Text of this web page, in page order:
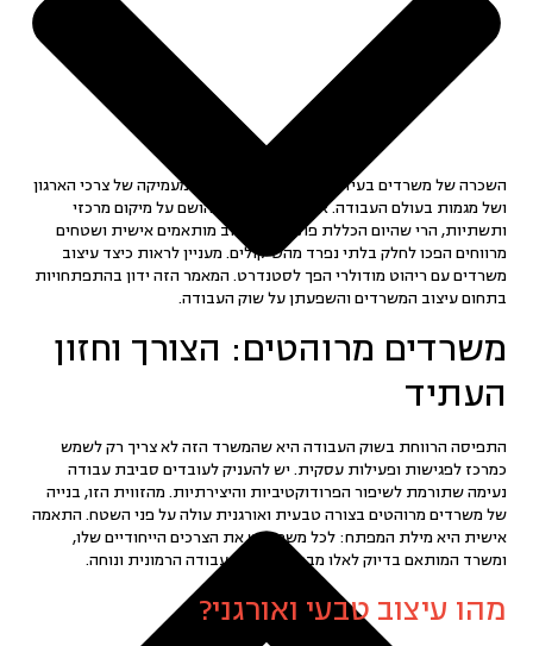
השכרה של משרדים בעידן המודרני דורשת הבנה מעמיקה של צרכי הארגון
ושל מגמות בעולם העבודה. אם בעבר דגש רב הושם על מיקום מרכזי
ותשתיות, הרי שהיום הכללת פתרונות עיצוב מותאמים אישית ושטחים
מרווחים הפכו לחלק בלתי נפרד מהשיקולים. מעניין לראות כיצד עיצוב
משרדים עם ריהוט מודולרי הפך לסטנדרט. המאמר הזה ידון בהתפתחויות
בתחום עיצוב המשרדים והשפעתן על שוק העבודה.
משרדים מרוהטים: הצורך וחזון
העתיד
התפיסה הרווחת בשוק העבודה היא שהמשרד הזה לא צריך רק לשמש
כמרכז לפגישות ופעילות עסקית. יש להעניק לעובדים סביבת עבודה
נעימה שתורמת לשיפור הפרודוקטיביות והיצירתיות. מהזווית הזו, בנייה
של משרדים מרוהטים בצורה טבעית ואורגנית עולה על פני השטח. התאמה
אישית היא מילת המפתח: לכל משרד יש את הצרכים הייחודיים שלו,
ומשרד המותאם בדיוק לאלו מבטיח סביבת עבודה הרמונית ונוחה.
מהו עיצוב טבעי ואורגני?